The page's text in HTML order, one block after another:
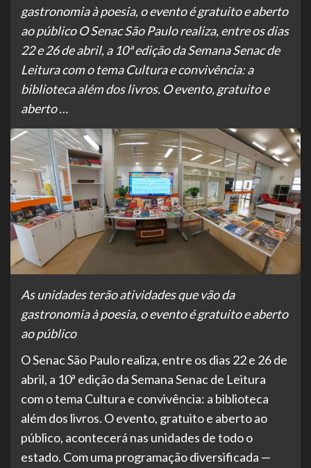
gastronomia à poesia, o evento é gratuito e aberto
ao público O Senac São Paulo realiza, entre os dias
22 e 26 de abril, a 10ª edição da Semana Senac de
Leitura com o tema Cultura e convivência: a
biblioteca além dos livros. O evento, gratuito e
aberto …
As unidades terão atividades que vão da
gastronomia à poesia, o evento é gratuito e aberto
ao público
O Senac São Paulo realiza, entre os dias 22 e 26 de
abril, a 10ª edição da Semana Senac de Leitura
com o tema Cultura e convivência: a biblioteca
além dos livros. O evento, gratuito e aberto ao
público, acontecerá nas unidades de todo o
estado. Com uma programação diversificada —